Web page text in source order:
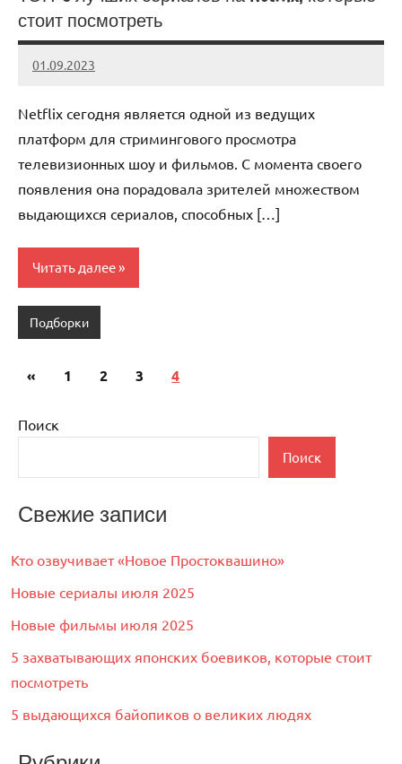
стоит посмотреть
01.09.2023
admin
Нет
Netflix сегодня является одной из ведущих
платформ для стримингового просмотра
телевизионных шоу и фильмов. С момента своего
появления она порадовала зрителей множеством
выдающихся сериалов, способных […]
Читать далее
Подборки
Пагинация
«Предыдущие
1 2 3 4
Поиск
Поиск
Свежие записи
Кто озвучивает «Новое Простоквашино»
Новые сериалы июля 2025
Новые фильмы июля 2025
5 захватывающих японских боевиков, которые стоит
посмотреть
5 выдающихся байопиков о великих людях